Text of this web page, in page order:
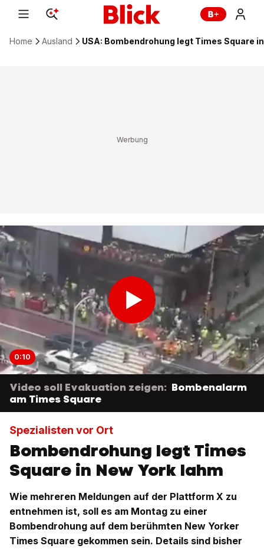
Home Ausland USA: Bombendrohung legt Times Square
0:10
Video soll Evakuation zeigen: Bombenalarm
am Times Square
Spezialisten vor Ort
Bombendrohung legt Times
Square in New York lahm
Wie mehreren Meldungen auf der Plattform X zu
entnehmen ist, soll es am Montag zu einer
Bombendrohung auf dem berühmten New Yorker
Times Square gekommen sein. Details sind bisher